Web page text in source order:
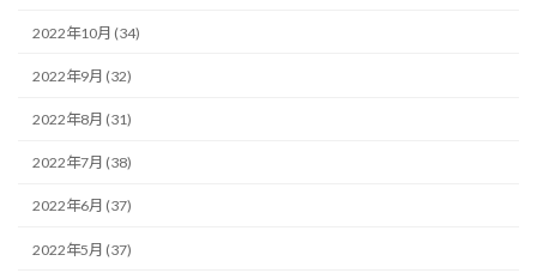
2022年10月 (34)
2022年9月 (32)
2022年8月 (31)
2022年7月 (38)
2022年6月 (37)
2022年5月 (37)